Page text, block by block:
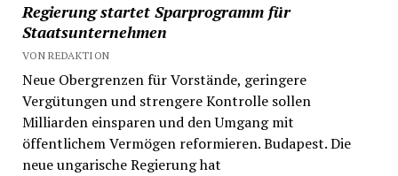
Regierung startet Sparprogramm für
Staatsunternehmen
VON REDAKTION
Neue Obergrenzen für Vorstände, geringere
Vergütungen und strengere Kontrolle sollen
Milliarden einsparen und den Umgang mit
öffentlichem Vermögen reformieren. Budapest. Die
neue ungarische Regierung hat